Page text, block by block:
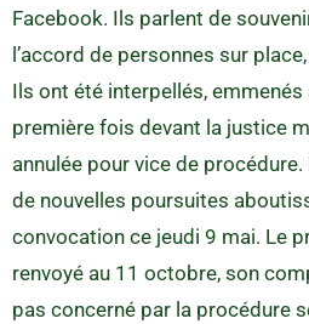
Facebook. Ils parlent de
l’accord de personnes sur
Ils ont été interpellés, emmenés
première fois devant la justice
annulée pour vice de
de nouvelles poursuites
convocation ce jeudi 9 mai. Le
renvoyé au 11 octobre, son
pas concerné par la procédure